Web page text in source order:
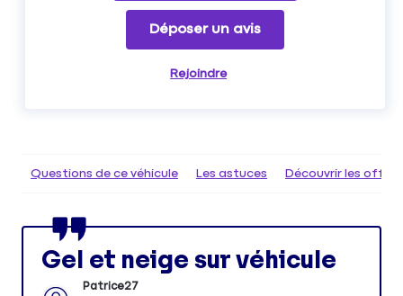
Déposer un avis
Rejoindre
Questions de ce véhicule Les astuces Découvrir les
Gel et neige sur véhicule
Patrice27